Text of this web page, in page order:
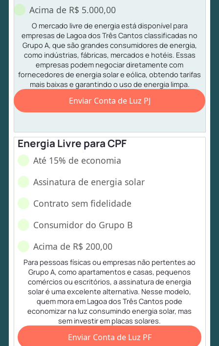
Acima de R$ 5.000,00
O mercado livre de energia está disponível para
empresas de Lagoa dos Três Cantos classificadas no
Grupo A, que são grandes consumidores de energia,
como indústrias, fábricas, mercados e hotéis. Essas
empresas podem negociar diretamente com
fornecedores de energia solar e eólica, obtendo tarifas
mais baixas e garantindo o uso de energia limpa.
Enviar Conta de Luz PJ
Energia Livre para CPF
Até 15% de economia
Assinatura de energia solar
Contrato sem fidelidade
Consumidor do Grupo B
Acima de R$ 200,00
Para pessoas físicas ou empresas não pertentes ao
Grupo A, como apartamentos e casas, pequenos
comércios ou escritórios, a assinatura de energia
solar é uma excelente alternativa. Nesse modelo,
quem mora em Lagoa dos Três Cantos pode
economizar na luz consumindo energia solar, mas
sem investir em placas solares.
Enviar Conta de Luz PF